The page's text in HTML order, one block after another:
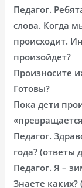
Педагог.
слова. Когда
происходит.
произойдет?
Произносите
Готовы?
Пока дети
Педагог.
года? (ответы
Педагог. Я –
Знаете каких?